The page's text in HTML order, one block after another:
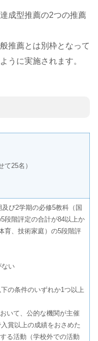
成型推薦の2つの推薦
推薦とは別枠となって
うに実施されます。
25名）
び2学期の必修5教科（国
段階評定の合計が84以上か
育、技術家庭）の5段階評
ない
の条件のいずれか1つ以上
いて、公的な機関が主催
賞以上の成績をおさめた
る活動（学校外での活動